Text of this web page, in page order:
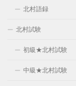
北村語録
北村試験
初級★北村試験
中級★北村試験